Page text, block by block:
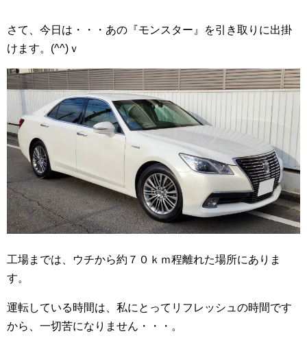
さて、今日は・・・あの『モンスター』を引き取りに出掛
けます。(^^)ｖ
工場までは、ウチから約７０ｋｍ程離れた場所にありま
す。
運転している時間は、私にとってリフレッシュの時間です
から、一切苦になりません・・・。